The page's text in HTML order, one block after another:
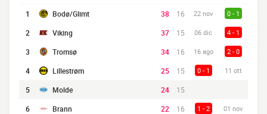
1 Bodø/Glimt 38 16 22 nov 0 - 1
2 Viking 37 15 06 dic 4 - 1
3 Tromsø 34 16 16 ago 2 - 0
4 Lillestrøm 25 15 0 - 1 11 ott
5 Molde 24
15
6
Brann 22 16 1 - 2 01 nov